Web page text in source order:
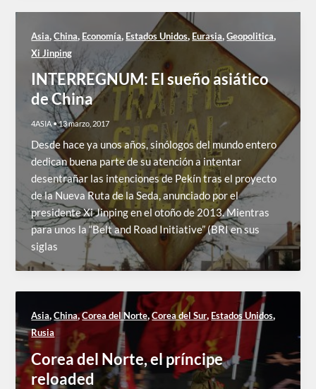
Asia,China, Economía, Estados Unidos, Eurasia,Geopolitica,
Xi Jinping
INTERREGNUM: El sueño asiático
de China
4ASIA•13 marzo, 2017
Desde hace ya unos años, sinólogos del mundo entero
dedican buena parte de su atención a intentar
desentrañar las intenciones de Pekín tras el proyecto
de la Nueva Ruta de la Seda, anunciado por el
presidente Xi Jinping en el otoño de 2013. Mientras
para unos la “Belt and Road Initiative” (BRI en sus
siglas
Asia,China,Corea del Norte,Corea del Sur, Estados Unidos,
Rusia
Corea del Norte, el príncipe
reloaded